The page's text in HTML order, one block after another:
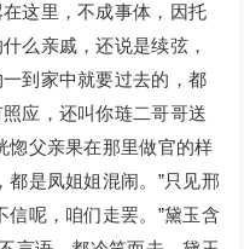
这里，不成事体，因托
么亲戚，还说是续弦，
到家中就要过去的，都
应，还叫你琏二哥哥送
惚父亲果在那里做官的样
都是凤姐姐混闹。”只见邢
信呢，咱们走罢。”黛玉含